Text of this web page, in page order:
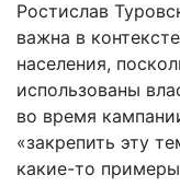
Ростислав
важна в
населения,
использованы
во время
«закрепить эту
какие-то